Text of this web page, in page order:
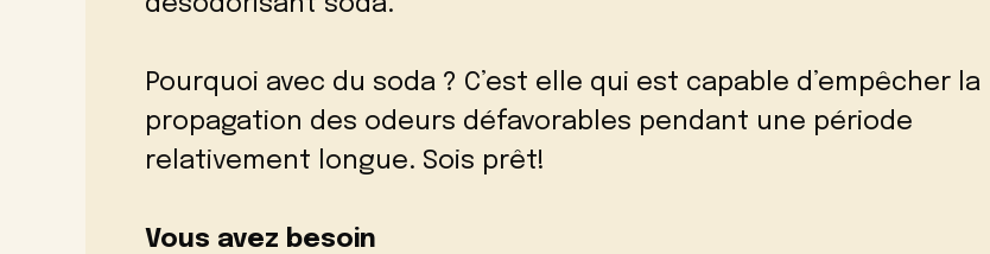
Pourquoi avec du soda ? C’est elle qui est capable d’empêcher la
propagation des odeurs défavorables pendant une période
relativement longue. Sois prêt!
Vous avez besoin